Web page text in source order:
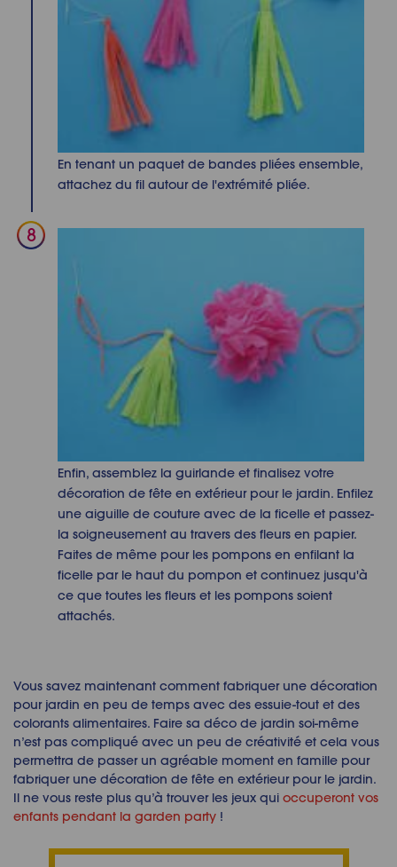
En tenant un paquet de bandes pliées ensemble,
attachez du fil autour de l'extrémité pliée.
Enfin, assemblez la guirlande et finalisez votre
décoration de fête en extérieur pour le jardin. Enfilez
une aiguille de couture avec de la ficelle et passez-
la soigneusement au travers des fleurs en papier.
Faites de même pour les pompons en enfilant la
ficelle par le haut du pompon et continuez jusqu'à
ce que toutes les fleurs et les pompons soient
attachés.
Vous savez maintenant comment fabriquer une décoration
pour jardin en peu de temps avec des essuie-tout et des
colorants alimentaires. Faire sa déco de jardin soi-même
n’est pas compliqué avec un peu de créativité et cela vous
permettra de passer un agréable moment en famille pour
fabriquer une décoration de fête en extérieur pour le jardin.
Il ne vous reste plus qu’à trouver les jeux qui occuperont vos
enfants pendant la garden party !